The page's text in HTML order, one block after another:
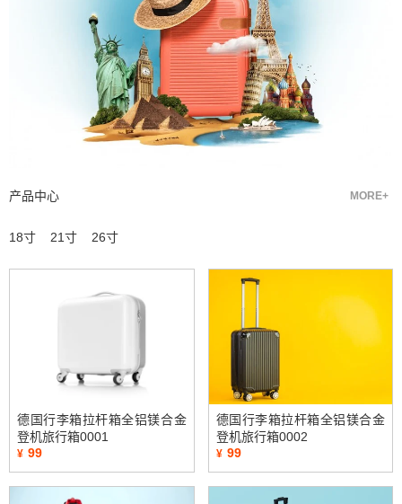
产品中心 MORE+
18寸 21寸 26寸
德国行李箱拉杆箱全铝镁合金
登机旅行箱0001
¥ 99
德国行李箱拉杆箱全铝镁合金
登机旅行箱0002
¥ 99